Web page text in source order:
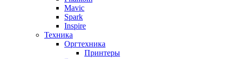
Mavic
Spark
Inspire
Техника
Оргтехника
Принтеры